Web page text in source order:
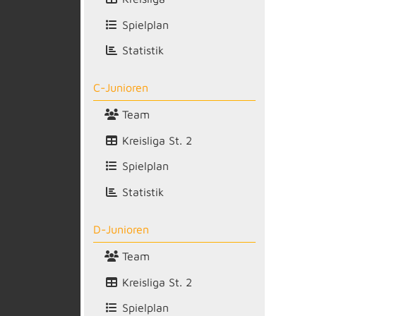
Spielplan
Statistik
C-Junioren
Team
Kreisliga St. 2
Spielplan
Statistik
D-Junioren
Team
Kreisliga St. 2
Spielplan